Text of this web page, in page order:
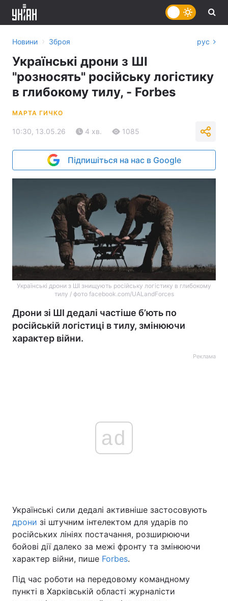
Україна Політика
Економіка Світ
Техно і зв'язок Лайт
Новини › Зброя рус
Українські дрони з ШІ
"розносять" російську логістику
в глибокому тилу, - Forbes
МАРТА ГИЧКО
10:30, 13.05.26 4 хв. 1085
Підпишіться на нас в Google
Українські дрони з ШІ знищують російську логістику в глибокому
тилу / фото facebook.com/UALandForces
Дрони зі ШІ дедалі частіше б’ють по
російській логістиці в тилу, змінюючи
характер війни.
Реклама
ad
Українські сили дедалі активніше застосовують
дрони зі штучним інтелектом для ударів по
російських лініях постачання, розширюючи
бойові дії далеко за межі фронту та змінюючи
характер війни, пише Forbes.
Під час роботи на передовому командному
пункті в Харківській області журналісти